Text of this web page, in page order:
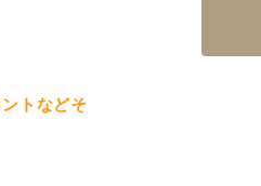
トなどそ